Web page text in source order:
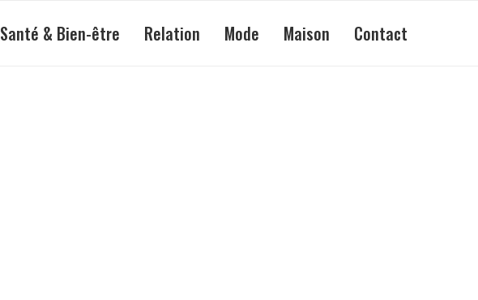
Santé & Bien-être Relation Mode Maison Contact